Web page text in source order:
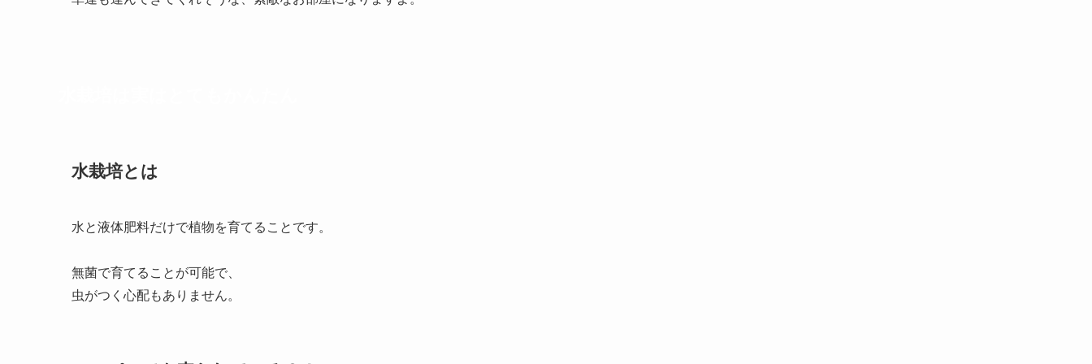
水栽培とは
水と液体肥料だけで植物を育てることです。
無菌で育てることが可能で、
虫がつく心配もありません。